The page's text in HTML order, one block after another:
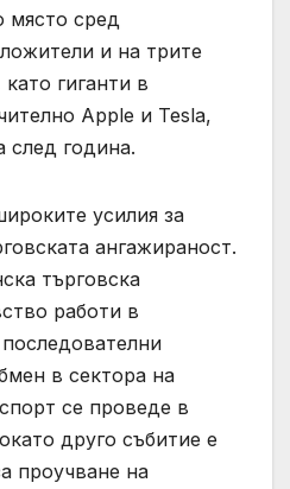
място сред
и на трите
гиганти в
Apple и Tesla,
след година.
усилия за
ангажираност.
търговска
работи в
в сектора на
се проведе в
друго събитие е
проучване на